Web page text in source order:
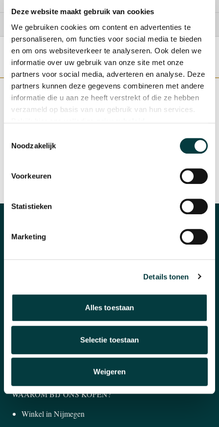
Deze website maakt gebruik van cookies
We gebruiken cookies om content en advertenties te
personaliseren, om functies voor social media te bieden
en om ons websiteverkeer te analyseren. Ook delen we
informatie over uw gebruik van onze site met onze
partners voor social media, adverteren en analyse. Deze
partners kunnen deze gegevens combineren met andere
informatie die u aan ze heeft verstrekt of die ze hebben
verzameld op basis van uw gebruik van hun services.
Noodzakelijk
Voorkeuren
Statistieken
Marketing
Details tonen
Alles toestaan
Selectie toestaan
Weigeren
Betaling
Sieraden
Over ons
WAAROM BIJ ONS KOPEN?
Winkel in Nijmegen